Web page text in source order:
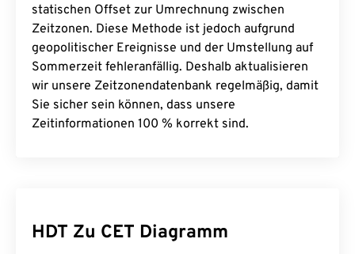
statischen Offset zur Umrechnung zwischen
Zeitzonen. Diese Methode ist jedoch aufgrund
geopolitischer Ereignisse und der Umstellung auf
Sommerzeit fehleranfällig. Deshalb aktualisieren
wir unsere Zeitzonendatenbank regelmäßig, damit
Sie sicher sein können, dass unsere
Zeitinformationen 100 % korrekt sind.
HDT Zu CET Diagramm